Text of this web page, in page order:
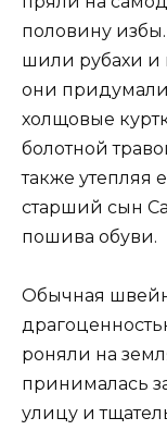
половину
шили рубахи и
они
холщовые
болотной
также утепляя
старший сын
пошива обуви.
Обычная
роняли на
принималась
улицу и